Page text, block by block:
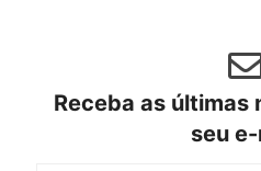
Receba as últimas
seu